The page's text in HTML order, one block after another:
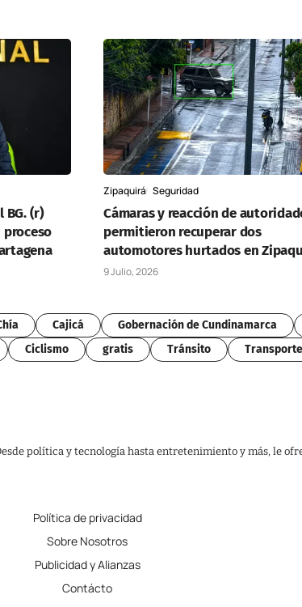
BG. (r)
proceso
Zipaquirá Seguridad
Cámaras y reacción de
permitieron recuperar dos
automotores hurtados en
9 Julio, 2026
Cajicá Gobernación de Cundinamarca
Ciclismo gratis Tránsito Transporte
política y tecnología hasta entretenimiento y más, le
Política de privacidad
Sobre Nosotros
Publicidad y Alianzas
Contácto